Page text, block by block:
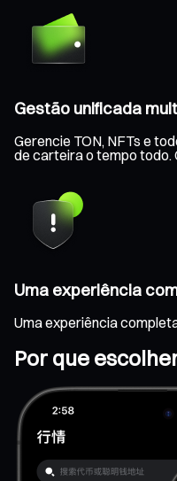
Gestão unificada
Gerencie TON, NFTs e
de carteira o tempo todo.
Uma experiência
Uma experiência
Por que